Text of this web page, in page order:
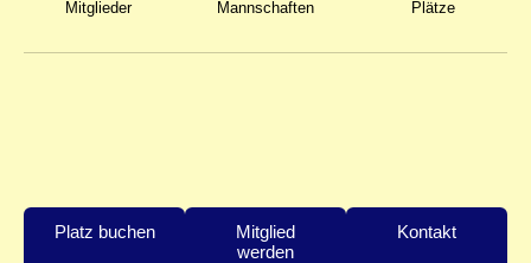
Mitglieder Mannschaften Plätze
Platz buchen
Mitglied
werden
Kontakt